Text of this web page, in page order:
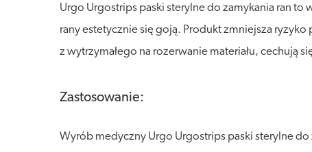
Urgo Urgostrips paski sterylne do zamykania ran
rany estetycznie się goją. Produkt zmniejsza
z wytrzymałego na rozerwanie materiału, cechują
Zastosowanie:
Wyrób medyczny Urgo Urgostrips paski sterylne